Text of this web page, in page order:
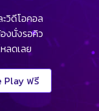
วิดีโอคอล
งนั่งรอคิว
ลดเลย
Play ฟรี